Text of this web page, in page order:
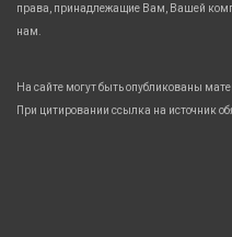
права, принадлежащие Вам, Вашей
нам.
На сайте могут быть опубликованы
При цитировании ссылка на источник